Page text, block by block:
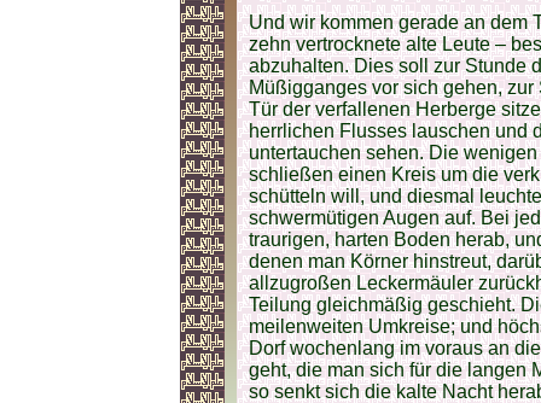
Und wir kommen gerade an dem
zehn vertrocknete alte Leute –
abzuhalten. Dies soll zur Stunde
Müßigganges vor sich gehen,
Tür der verfallenen Herberge
herrlichen Flusses lauschen und
untertauchen sehen. Die
schließen einen Kreis um die
schütteln will, und diesmal
schwermütigen Augen auf. Bei
traurigen, harten Boden herab,
denen man Körner hinstreut,
allzugroßen Leckermäuler
Teilung gleichmäßig geschieht.
meilenweiten Umkreise; und
Dorf wochenlang im voraus an
geht, die man sich für die langen
so senkt sich die kalte Nacht